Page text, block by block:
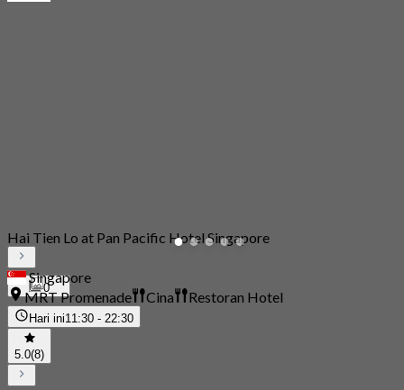
0
Hai Tien Lo at Pan Pacific Hotel Singapore
Singapore
MRT Promenade
Cina Restoran Hotel
Hari ini11:30 - 22:30
5.0(8)